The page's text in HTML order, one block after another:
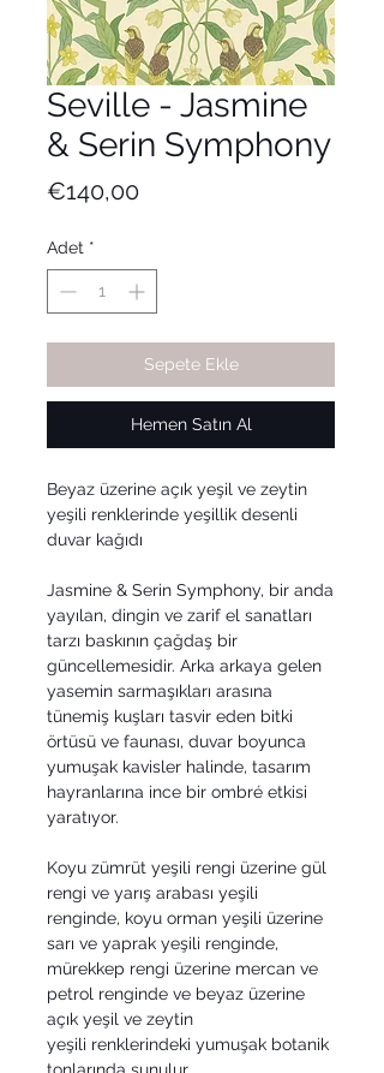
Seville - Jasmine
& Serin Symphony
€140,00Fiyat
Adet *
Sepete Ekle
Hemen Satın Al
Beyaz üzerine açık yeşil ve zeytin
yeşili renklerinde yeşillik desenli
duvar kağıdı
Jasmine & Serin Symphony, bir anda
yayılan, dingin ve zarif el sanatları
tarzı baskının çağdaş bir
güncellemesidir. Arka arkaya gelen
yasemin sarmaşıkları arasına
tünemiş kuşları tasvir eden bitki
örtüsü ve faunası, duvar boyunca
yumuşak kavisler halinde, tasarım
hayranlarına ince bir ombré etkisi
yaratıyor.
Koyu zümrüt yeşili rengi üzerine gül
rengi ve yarış arabası yeşili
renginde, koyu orman yeşili üzerine
sarı ve yaprak yeşili renginde,
mürekkep rengi üzerine mercan ve
petrol renginde ve beyaz üzerine
açık yeşil ve zeytin
yeşili renklerindeki yumuşak botanik